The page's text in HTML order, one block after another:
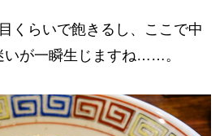
くらいで飽きるし、ここで中
いが一瞬生じますね……。